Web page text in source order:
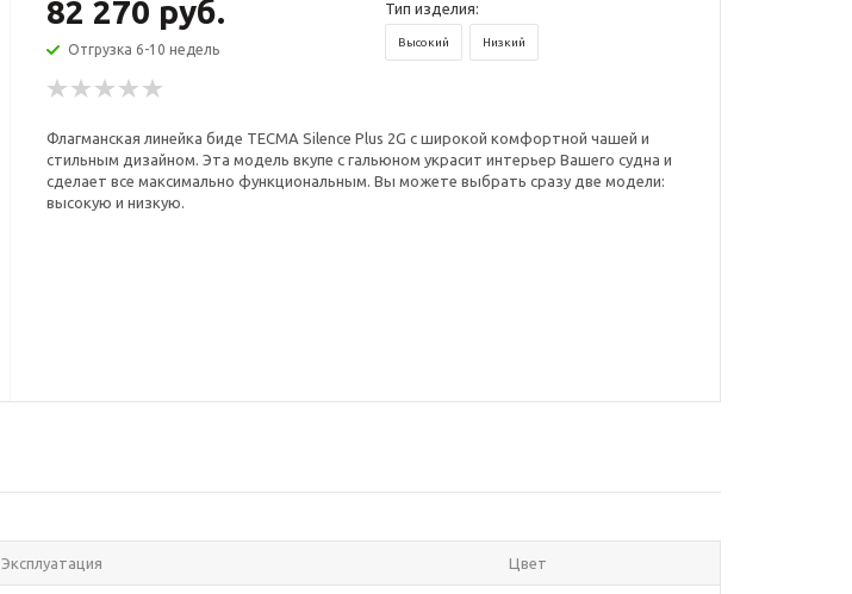
82 270 руб.
Отгрузка 6-10 недель
Тип изделия:
Высокий Низкий
Флагманская линейка биде TECMA Silence Plus 2G с широкой комфортной чашей и
стильным дизайном. Эта модель вкупе с гальюном украсит интерьер Вашего судна и
сделает все максимально функциональным. Вы можете выбрать сразу две модели:
высокую и низкую.
Эксплуатация Цвет